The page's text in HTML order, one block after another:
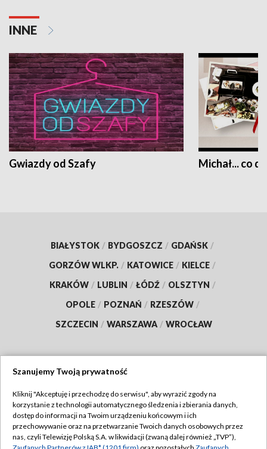
INNE
Gwiazdy od Szafy Michał... co
BIAŁYSTOK / BYDGOSZCZ / GDAŃSK /
GORZÓW WLKP. / KATOWICE / KIELCE /
KRAKÓW / LUBLIN / ŁÓDŹ / OLSZTYN /
OPOLE / POZNAŃ / RZESZÓW /
SZCZECIN / WARSZAWA / WROCŁAW
TVP
Abonament TVP
Emisja w TVP
Regulamin TVP
Szanujemy Twoją prywatność
Kliknij "Akceptuję i przechodzę do serwisu", aby wyrazić zgody na
korzystanie z technologii automatycznego śledzenia i zbierania danych,
dostęp do informacji na Twoim urządzeniu końcowym i ich
przechowywanie oraz na przetwarzanie Twoich danych osobowych przez
nas, czyli Telewizję Polską S.A. w likwidacji (zwaną dalej również „TVP”),